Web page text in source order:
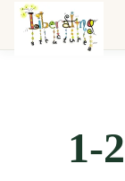
1-